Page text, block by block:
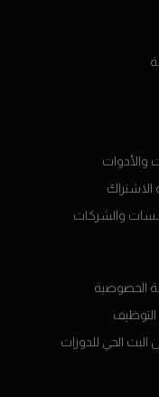
والأدوات
الاشتراك
والشركات
الخصوصية
الحي للدورات